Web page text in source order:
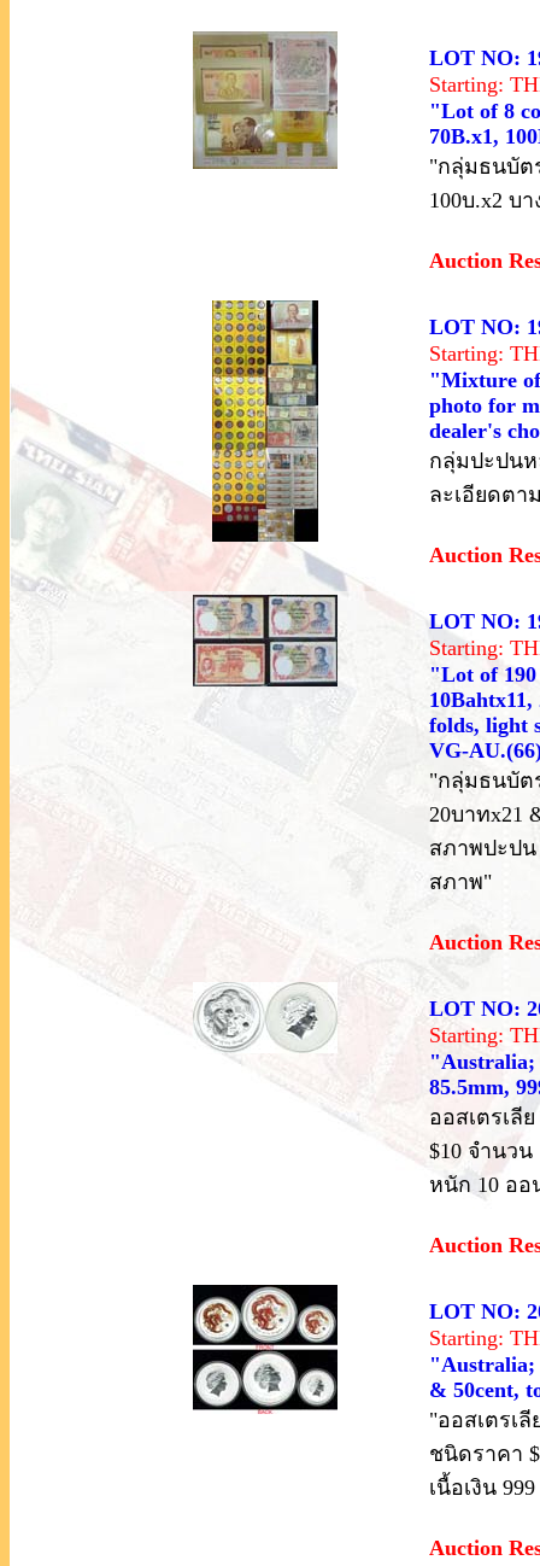
LOT NO:
Starting:
"Lot of 8
70B.x1,
"กลุ่มธนบัต
100บ.x2 บ
Auction
LOT NO:
Starting:
"Mixture of
photo for
dealer's
กลุ่มปะปน
ละเอียดตา
Auction
LOT NO:
Starting:
"Lot of
folds, light
VG-
"กลุ่มธนบัต
20บาทx21
สภาพปะปน
สภาพ"
Auction
LOT NO:
Starting:
"Australia;
85.5mm,
ออสเตรเลี
$10 จำนวน
หนัก 10 ออ
Auction
LOT NO:
Starting:
"Australia;
& 50cent,
"ออสเตรเ
ชนิดราคา
เนื้อเงิน
Auction